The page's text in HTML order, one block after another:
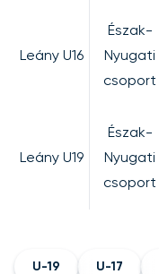
Leány U16
Észak-
Nyugati
csoport
Leány U19
Észak-
Nyugati
csoport
U-19 U-17